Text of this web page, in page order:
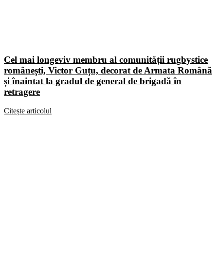
Cel mai longeviv membru al comunității rugbystice
românești, Victor Guțu, decorat de Armata Română
și înaintat la gradul de general de brigadă în
retragere
Citește articolul